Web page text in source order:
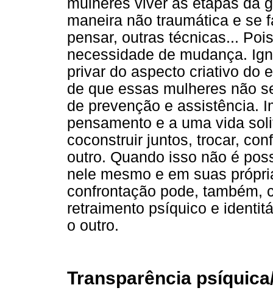
maneira não traumática e se
pensar, outras técnicas...
necessidade de mudança.
privar do aspecto criativo do
de que essas mulheres não
de prevenção e assistência.
pensamento e a uma vida
coconstruir juntos, trocar,
outro. Quando isso não é
nele mesmo e em suas
confrontação pode, também,
retraimento psíquico e
o outro.
Transparência